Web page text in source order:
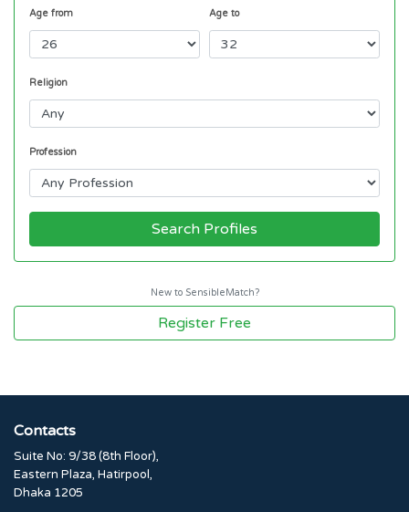
Age from Age to
Religion
Profession
Search Profiles
New to SensibleMatch?
Register Free
Contacts
Suite No: 9/38 (8th Floor),
Eastern Plaza, Hatirpool,
Dhaka 1205